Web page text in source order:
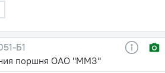
Б1
поршня ОАО "ММЗ"